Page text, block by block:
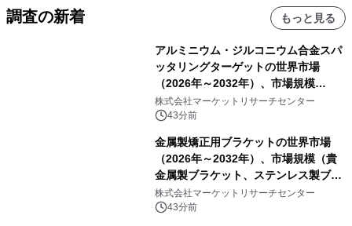
調査の新着 もっと見る
アルミニウム・ジルコニウム合金スパ
ッタリングターゲットの世界市場
（2026年～2032年）、市場規模
（0.995、0.999、その他）・分析レポ
ートを発表
株式会社マーケットリサーチセンター
43分前
金属製矯正用ブラケットの世界市場
（2026年～2032年）、市場規模（貴
金属製ブラケット、ステンレス製ブラ
ケット、純チタン製ブラケット）・分
析レポートを発表
株式会社マーケットリサーチセンター
43分前